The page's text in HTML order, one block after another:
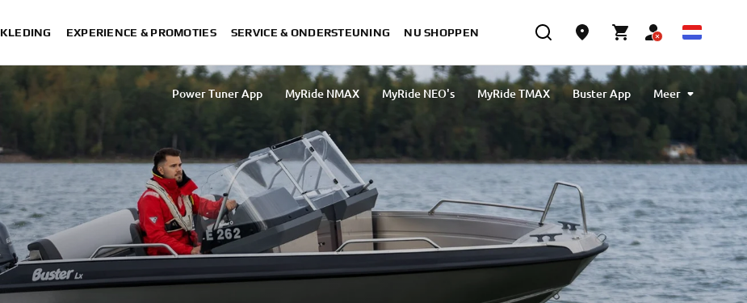
KLEDING EXPERIENCE & PROMOTIES SERVICE & ONDERSTEUNING NU SHOPPEN
Power Tuner App MyRide NMAX MyRide NEO's MyRide TMAX
Buster App
Meer